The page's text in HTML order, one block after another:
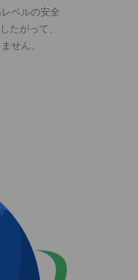
ベルの安全
たがって、
せん。